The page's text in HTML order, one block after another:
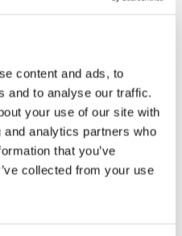
content and ads, to
and to analyse our traffic.
your use of our site with
analytics partners who
that you’ve
collected from your use